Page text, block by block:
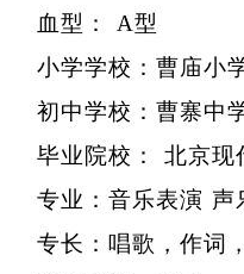
血型： A型
小学学校：曹庙小
初中学校：曹寨中
毕业院校： 北京现
专业：音乐表演 声
专长：唱歌，作词，